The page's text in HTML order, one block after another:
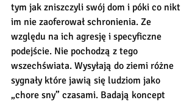
tym jak zniszczyli swój dom i póki co nikt
im nie zaoferował schronienia. Ze
względu na ich agresję i specyficzne
podejście. Nie pochodzą z tego
wszechświata. Wysyłają do ziemi różne
sygnały które jawią się ludziom jako
„chore sny” czasami. Badają koncept